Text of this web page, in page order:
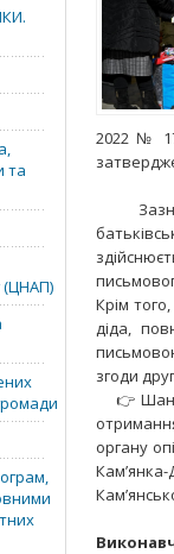
та
(ЦНАП)
2022 №
Крім
діда,
згоди
органу